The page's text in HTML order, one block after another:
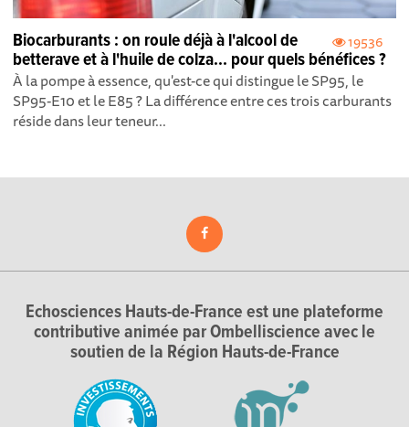
19536
Biocarburants : on roule déjà à l'alcool de
betterave et à l'huile de colza... pour quels bénéfices ?
À la pompe à essence, qu'est-ce qui distingue le SP95, le
SP95-E10 et le E85 ? La différence entre ces trois carburants
réside dans leur teneur...
Echosciences Hauts-de-France est une plateforme
contributive animée par Ombelliscience avec le
soutien de la Région Hauts-de-France